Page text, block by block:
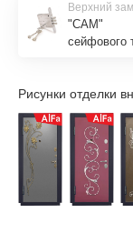
Верхний
"САМ"
сейфового
Рисунки отделки